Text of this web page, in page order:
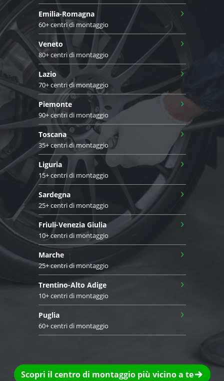
Emilia-Romagna
60+ centri di montaggio
›
Veneto
80+ centri di montaggio
›
Lazio
70+ centri di montaggio
›
Piemonte
90+ centri di montaggio
›
Toscana
35+ centri di montaggio
›
Liguria
15+ centri di montaggio
›
Sardegna
25+ centri di montaggio
›
Friuli-Venezia Giulia
10+ centri di montaggio
›
Marche
25+ centri di montaggio
›
Trentino-Alto Adige
10+ centri di montaggio
›
Puglia
60+ centri di montaggio
›
Scopri il centro di montaggio più vicino a te